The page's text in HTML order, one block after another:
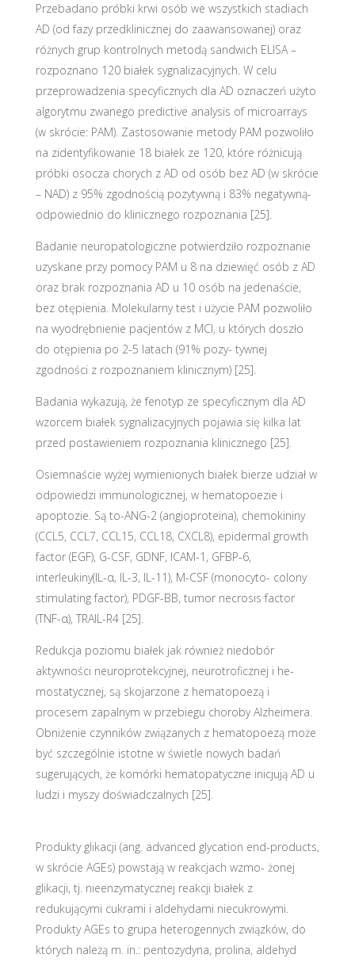
Przebadano próbki krwi osób we wszystkich stadiach
AD (od fazy przedklinicznej do zaawansowanej) oraz
różnych grup kontrolnych metodą sandwich ELISA –
rozpoznano 120 białek sygnalizacyjnych. W celu
przeprowadzenia specyficznych dla AD oznaczeń użyto
algorytmu zwanego predictive analysis of microarrays
(w skrócie: PAM). Zastosowanie metody PAM pozwoliło
na zidentyfikowanie 18 białek ze 120, które różnicują
próbki osocza chorych z AD od osób bez AD (w skrócie
– NAD) z 95% zgodnością pozytywną i 83% negatywną-
odpowiednio do klinicznego rozpoznania [25].
Badanie neuropatologiczne potwierdziło rozpoznanie
uzyskane przy pomocy PAM u 8 na dziewięć osób z AD
oraz brak rozpoznania AD u 10 osób na jedenaście,
bez otępienia. Molekularny test i użycie PAM pozwoliło
na wyodrębnienie pacjentów z MCI, u których doszło
do otępienia po 2-5 latach (91% pozy- tywnej
zgodności z rozpoznaniem klinicznym) [25].
Badania wykazują, że fenotyp ze specyficznym dla AD
wzorcem białek sygnalizacyjnych pojawia się kilka lat
przed postawieniem rozpoznania klinicznego [25].
Osiemnaście wyżej wymienionych białek bierze udział w
odpowiedzi immunologicznej, w hematopoezie i
apoptozie. Są to-ANG-2 (angioproteina), chemokininy
(CCL5, CCL7, CCL15, CCL18, CXCL8), epidermal growth
factor (EGF), G-CSF, GDNF, ICAM-1, GFBP-6,
interleukiny(IL-α, IL-3, IL-11), M-CSF (monocyto- colony
stimulating factor), PDGF-BB, tumor necrosis factor
(TNF-α), TRAIL-R4 [25].
Redukcja poziomu białek jak również niedobór
aktywności neuroprotekcyjnej, neurotroficznej i he-
mostatycznej, są skojarzone z hematopoezą i
procesem zapalnym w przebiegu choroby Alzheimera.
Obniżenie czynników związanych z hematopoezą może
być szczególnie istotne w świetle nowych badań
sugerujących, że komórki hematopatyczne inicjują AD u
ludzi i myszy doświadczalnych [25].
Produkty glikacji (ang. advanced glycation end-products,
w skrócie AGEs) powstają w reakcjach wzmo- żonej
glikacji, tj. nieenzymatycznej reakcji białek z
redukującymi cukrami i aldehydami niecukrowymi.
Produkty AGEs to grupa heterogennych związków, do
których należą m. in.: pentozydyna, prolina, aldehyd